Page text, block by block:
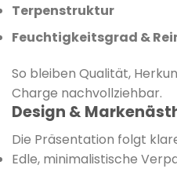
Terpenstruktur
Feuchtigkeitsgrad &
So bleiben Qualität,
Charge nachvollziehbar.
Design &
Die Präsentation folgt
Edle, minimalistische